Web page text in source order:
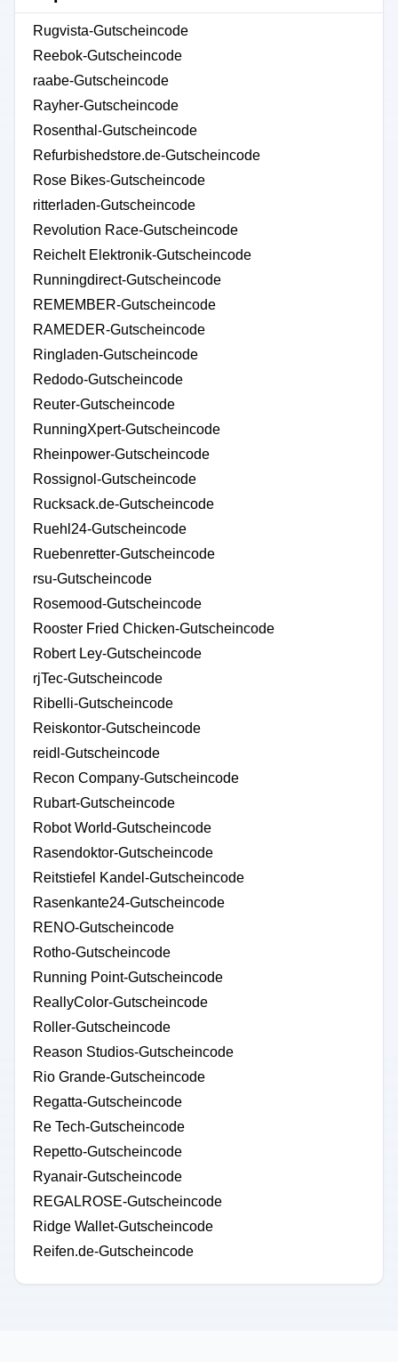
Rugvista-Gutscheincode
Reebok-Gutscheincode
raabe-Gutscheincode
Rayher-Gutscheincode
Rosenthal-Gutscheincode
Refurbishedstore.de-Gutscheincode
Rose Bikes-Gutscheincode
ritterladen-Gutscheincode
Revolution Race-Gutscheincode
Reichelt Elektronik-Gutscheincode
Runningdirect-Gutscheincode
REMEMBER-Gutscheincode
RAMEDER-Gutscheincode
Ringladen-Gutscheincode
Redodo-Gutscheincode
Reuter-Gutscheincode
RunningXpert-Gutscheincode
Rheinpower-Gutscheincode
Rossignol-Gutscheincode
Rucksack.de-Gutscheincode
Ruehl24-Gutscheincode
Ruebenretter-Gutscheincode
rsu-Gutscheincode
Rosemood-Gutscheincode
Rooster Fried Chicken-Gutscheincode
Robert Ley-Gutscheincode
rjTec-Gutscheincode
Ribelli-Gutscheincode
Reiskontor-Gutscheincode
reidl-Gutscheincode
Recon Company-Gutscheincode
Rubart-Gutscheincode
Robot World-Gutscheincode
Rasendoktor-Gutscheincode
Reitstiefel Kandel-Gutscheincode
Rasenkante24-Gutscheincode
RENO-Gutscheincode
Rotho-Gutscheincode
Running Point-Gutscheincode
ReallyColor-Gutscheincode
Roller-Gutscheincode
Reason Studios-Gutscheincode
Rio Grande-Gutscheincode
Regatta-Gutscheincode
Re Tech-Gutscheincode
Repetto-Gutscheincode
Ryanair-Gutscheincode
REGALROSE-Gutscheincode
Ridge Wallet-Gutscheincode
Reifen.de-Gutscheincode